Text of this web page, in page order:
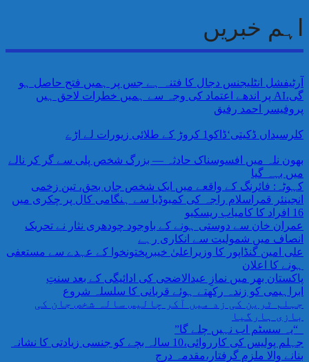
اہم خبریں
آرٹیفشل انٹلیجنس دجال کا فتنہ ہے جس پر ہمیں فتح حاصل ہو
گی،AI پر اندھے اعتماد کی وجہ سے ہمیں خطرات لاحق ہیں
پروفیسر احمد رفیق
کلرسیداں ڈکیتی‘ڈاکو1 کروڑ کے طلائی زیورات لے اڑے
بھون نلہ میں افسوسناک حادثہ — بزرگ شخص پلی سے گر کر نالے
میں بہہ گیا
کہوٹہ: فائرنگ کے واقعے میں ایک شخص جاں بحق، تین زخمی
انجینئر قمراسلام راجہ کی کمبوڈیا سے ہنگامی کال پر چکری میں
16 افراد کا کامیاب ریسکیو
عمران خان سے دوستی ہونے کے باوجود چودھری نثار نے تحریک
انصاف میں شمولیت سے انکاری رہے
علی امین گنڈاپور کا وزیراعلیٰ خیبرپختونخوا کے عہدے سے مستعفی
ہونے کا اعلان
پاکستان بھر میں نمازِ عیدالاضحی کی ادائیگی کے بعد سنتِ
ابراہیمی کو زندہ رکھتے ہوئے قربانی کا سلسلہ شروع
جہلم ٹرین کی زد میں آکر چالیس سالہ شخص جان کی
بازی ہارگیا
“یہ سسٹم اب نہیں چلے گا”
جہلم پولیس کی کارروائی،10 سالہ بچے کو جنسی زیادتی کا نشانہ
بنانے والا ملزم گرفتار،مقدمہ درج